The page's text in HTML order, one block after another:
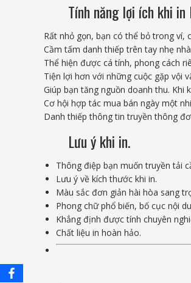
Tính năng lợi ích khi in
Rất nhỏ gọn, bạn có thể bỏ trong ví,
Cầm tấm danh thiếp trên tay nhẹ
Thể hiện được cá tính, phong cách
Tiện lợi hơn với những cuộc gặp vội
Giúp bạn tăng nguồn doanh thu.
Cơ hội hợp tác mua bán ngày một
Danh thiếp thông tin truyền thông
Lưu ý khi in.
Thông điệp bạn muốn truyền tải
Lưu ý về kích thước khi in.
Màu sắc đơn giản hài hòa sang
Phong chữ phổ biến, bố cục nội
Khẳng định được tính chuyên
Chất liệu in hoàn hảo.